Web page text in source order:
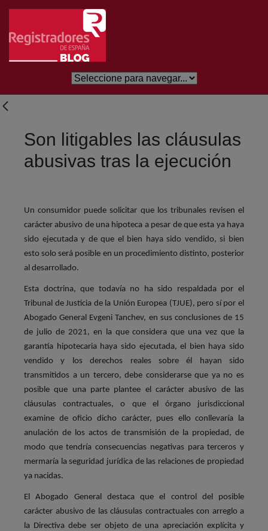
Salta al contingut principal
Son litigables las cláusulas
abusivas tras la ejecución
Un consumidor puede solicitar que los tribunales revisen el
carácter abusivo de una hipoteca a pesar de que esta ya haya
sido ejecutada y de que el bien haya sido vendido, si bien
esto solo será posible en un procedimiento distinto, posterior
al desarrollado.
Esta doctrina, que todavía no ha sido respaldada por el
Tribunal de Justicia de la Unión Europea (TJUE), pero sí por el
Abogado General Evgeni Tanchev, en sus conclusiones de 15
de julio de 2021, en la que considera que una vez que la
garantía hipotecaria haya sido ejecutada, el bien haya sido
vendido y los derechos reales sobre él hayan sido
transmitidos a un tercero, debe considerarse que ya no es
posible que una parte plantee el carácter abusivo de las
cláusulas contractuales, o que el órgano jurisdiccional
examine de oficio dicho carácter, pues ello conllevaría la
anulación de los actos de transmisión de la propiedad, de
modo que tendría consecuencias negativas para terceros y
mermaría la seguridad jurídica de las relaciones de propiedad
ya nacidas.
El Abogado General destaca que el control del posible
carácter abusivo de las cláusulas contractuales con arreglo a
la Directiva debe ser objeto de una apreciación explícita y